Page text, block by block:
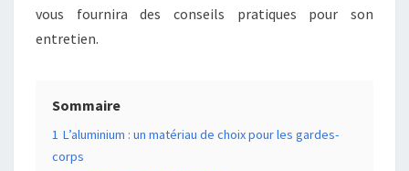
vous fournira des conseils pratiques pour son
entretien.
Sommaire
1 L’aluminium : un matériau de choix pour les gardes-
corps